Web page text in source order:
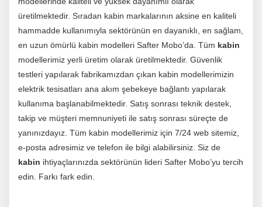
üretilmektedir. Sıradan kabin markalarının aksine en kaliteli
hammadde kullanımıyla sektörünün en dayanıklı, en sağlam,
en uzun ömürlü kabin modelleri Safter Mobo’da. Tüm kabin
modellerimiz yerli üretim olarak üretilmektedir. Güvenlik
testleri yapılarak fabrikamızdan çıkan kabin modellerimizin
elektrik tesisatları ana akım şebekeye bağlantı yapılarak
kullanıma başlanabilmektedir. Satış sonrası teknik destek,
takip ve müşteri memnuniyeti ile satış sonrası süreçte de
yanınızdayız. Tüm kabin modellerimiz için 7/24 web sitemiz,
e-posta adresimiz ve telefon ile bilgi alabilirsiniz. Siz de
kabin ihtiyaçlarınızda sektörünün lideri Safter Mobo’yu tercih
edin. Farkı fark edin.